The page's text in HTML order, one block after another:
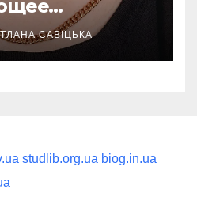
по выбору
САВІЦЬКА
studlib.org.ua biog.in.ua